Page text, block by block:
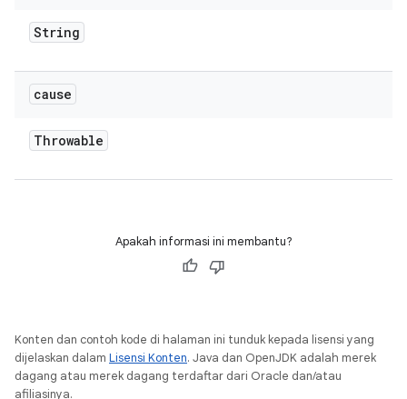
String
cause
Throwable
Apakah informasi ini membantu?
Konten dan contoh kode di halaman ini tunduk kepada lisensi yang
dijelaskan dalam Lisensi Konten. Java dan OpenJDK adalah merek
dagang atau merek dagang terdaftar dari Oracle dan/atau
afiliasinya.